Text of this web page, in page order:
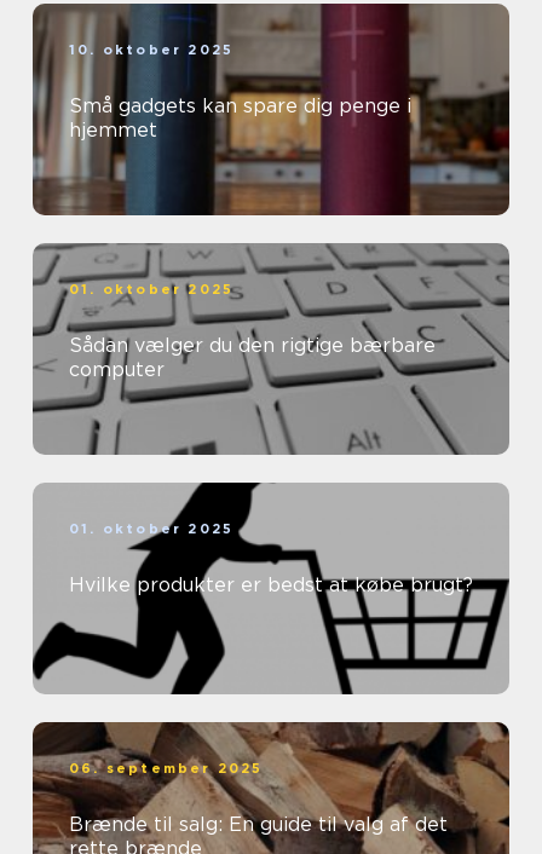
10. oktober 2025
Små gadgets kan spare dig penge i
hjemmet
01. oktober 2025
Sådan vælger du den rigtige bærbare
computer
01. oktober 2025
Hvilke produkter er bedst at købe brugt?
06. september 2025
Brænde til salg: En guide til valg af det
rette brænde